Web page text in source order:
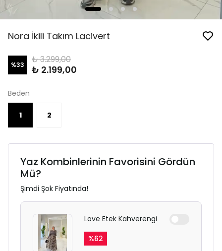
Nora İkili Takım Lacivert
%33 ₺ 3.299,00
₺ 2.199,00
Beden
1 2
Yaz Kombinlerinin Favorisini Gördün
Mü?
Şimdi Şok Fiyatında!
Love Etek Kahverengi
%62